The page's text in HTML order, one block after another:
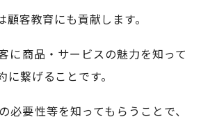
顧客教育にも貢献します。
に商品・サービスの魅力を知って
繋げることです。
必要性等を知ってもらうことで、